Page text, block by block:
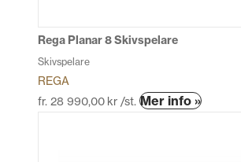
Rega Planar 8 Skivspelare
Skivspelare
REGA
fr. 28 990,00 kr /st. Mer info »Den